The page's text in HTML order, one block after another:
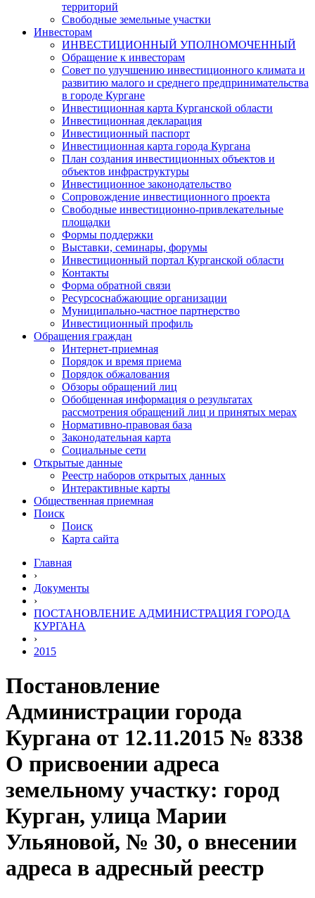
территорий
Свободные земельные участки
Инвесторам
ИНВЕСТИЦИОННЫЙ УПОЛНОМОЧЕННЫЙ
Обращение к инвесторам
Совет по улучшению инвестиционного климата и
развитию малого и среднего предпринимательства
в городе Кургане
Инвестиционная карта Курганской области
Инвестиционная декларация
Инвестиционный паспорт
Инвестиционная карта города Кургана
План создания инвестиционных объектов и
объектов инфраструктуры
Инвестиционное законодательство
Сопровождение инвестиционного проекта
Свободные инвестиционно-привлекательные
площадки
Формы поддержки
Выставки, семинары, форумы
Инвестиционный портал Курганской области
Контакты
Форма обратной связи
Ресурсоснабжающие организации
Муниципально-частное партнерство
Инвестиционный профиль
Обращения граждан
Интернет-приемная
Порядок и время приема
Порядок обжалования
Обзоры обращений лиц
Обобщенная информация о результатах
рассмотрения обращений лиц и принятых мерах
Нормативно-правовая база
Законодательная карта
Социальные сети
Открытые данные
Реестр наборов открытых данных
Интерактивные карты
Общественная приемная
Поиск
Поиск
Карта сайта
Главная
›
Документы
›
ПОСТАНОВЛЕНИЕ АДМИНИСТРАЦИЯ ГОРОДА
КУРГАНА
›
2015
Постановление
Администрации города
Кургана от 12.11.2015 № 8338
О присвоении адреса
земельному участку: город
Курган, улица Марии
Ульяновой, № 30, о внесении
адреса в адресный реестр